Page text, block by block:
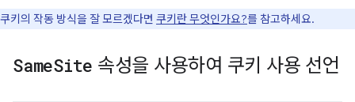
쿠키의 작동 방식을 잘 모르겠다면 쿠키란 무엇인가요?를 참고하세요.
SameSite 속성을 사용하여 쿠키 사용 선언